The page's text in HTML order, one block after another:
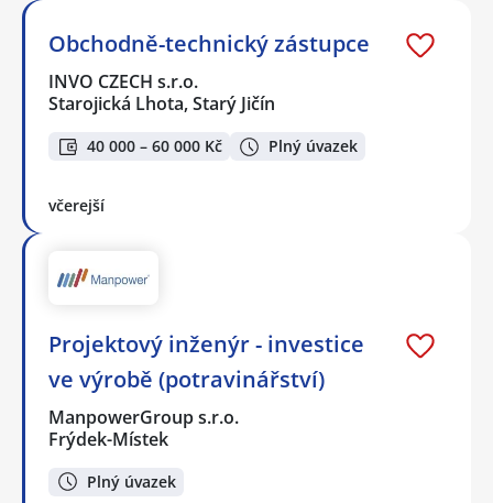
Obchodně-technický zástupce
INVO CZECH s.r.o.
Starojická Lhota, Starý Jičín
40 000 – 60 000 Kč Plný úvazek
včerejší
Projektový inženýr - investice
ve výrobě (potravinářství)
ManpowerGroup s.r.o.
Frýdek-Místek
Plný úvazek